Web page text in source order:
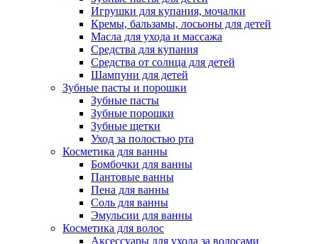
Игрушки для купания, мочалки
Кремы, бальзамы, лосьоны для детей
Масла для ухода и массажа
Средства для купания
Средства от солнца для детей
Шампуни для детей
Зубные пасты и порошки
Зубные пасты
Зубные порошки
Зубные щетки
Уход за полостью рта
Косметика для ванны
Бомбочки для ванны
Пантовые ванны
Пена для ванны
Соль для ванны
Эмульсии для ванны
Косметика для волос
Аксессуары для ухода за волосами